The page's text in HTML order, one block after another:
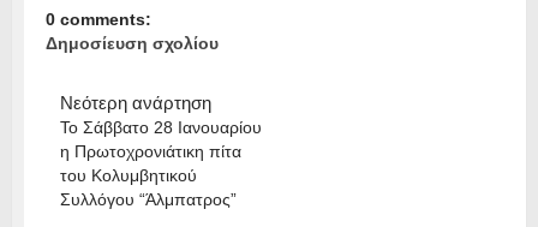
0 comments:
Δημοσίευση σχολίου
Νεότερη ανάρτηση
Το Σάββατο 28 Ιανουαρίου
η Πρωτοχρονιάτικη πίτα
του Κολυμβητικού
Συλλόγου “Άλμπατρος”